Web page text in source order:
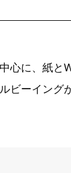
心に、紙と
ビーイング